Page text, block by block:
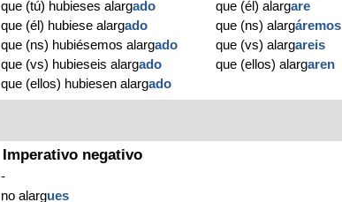
que (tú) hubieses alargado
que (él) hubiese alargado
que (ns) hubiésemos alargado
que (vs) hubieseis alargado
que (ellos) hubiesen alargado
que (él) alargare
que (ns) alargáremos
que (vs) alargareis
que (ellos) alargaren
Imperativo negativo
-
no alargues